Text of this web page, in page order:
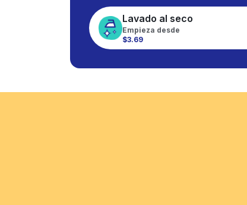
Lavado al seco
Empieza desde
$3.69